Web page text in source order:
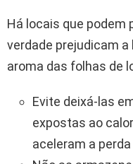
Há locais que podem
verdade prejudicam
aroma das folhas de
Evite deixá-las
expostas ao
aceleram a